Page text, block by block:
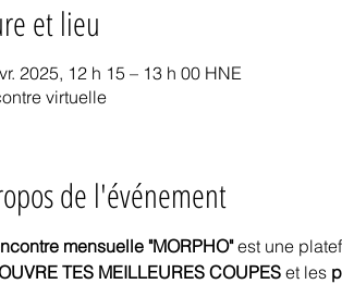
et lieu
2025, 12 h 15 – 13 h 00 HNE
virtuelle
de l'événement
mensuelle "MORPHO" est une
TES MEILLEURES COUPES et les